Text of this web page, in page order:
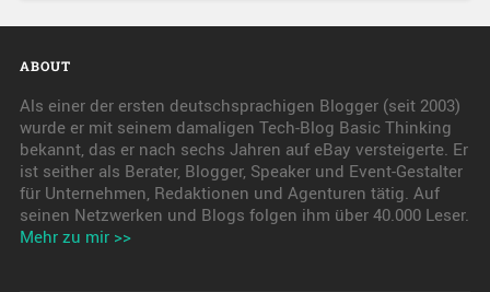
ABOUT
Als einer der ersten deutschsprachigen Blogger (seit 2003)
wurde er mit seinem damaligen Tech-Blog Basic Thinking
bekannt, das er nach sechs Jahren auf eBay versteigerte. Er
ist seither als Berater, Blogger, Speaker und Event-Gestalter
für Unternehmen, Redaktionen und Agenturen tätig. Auf
seinen Netzwerken und Blogs folgen ihm über 40.000 Leser.
Mehr zu mir >>